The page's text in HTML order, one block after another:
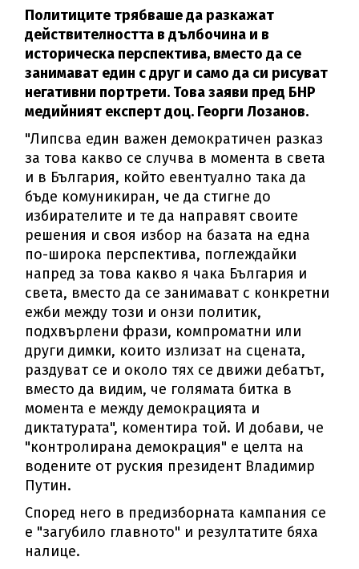
Политиците трябваше да разкажат
действителността в дълбочина и в
историческа перспектива, вместо да се
занимават един с друг и само да си рисуват
негативни портрети. Това заяви пред БНР
медийният експерт доц. Георги Лозанов.
"Липсва един важен демократичен разказ
за това какво се случва в момента в света
и в България, който евентуално така да
бъде комуникиран, че да стигне до
избирателите и те да направят своите
решения и своя избор на базата на една
по-широка перспектива, поглеждайки
напред за това какво я чака България и
света, вместо да се занимават с конкретни
ежби между този и онзи политик,
подхвърлени фрази, компроматни или
други димки, които излизат на сцената,
раздуват се и около тях се движи дебатът,
вместо да видим, че голямата битка в
момента е между демокрацията и
диктатурата", коментира той. И добави, че
"контролирана демокрация" е целта на
водените от руския президент Владимир
Путин.
Според него в предизборната кампания се
е "загубило главното" и резултатите бяха
налице.